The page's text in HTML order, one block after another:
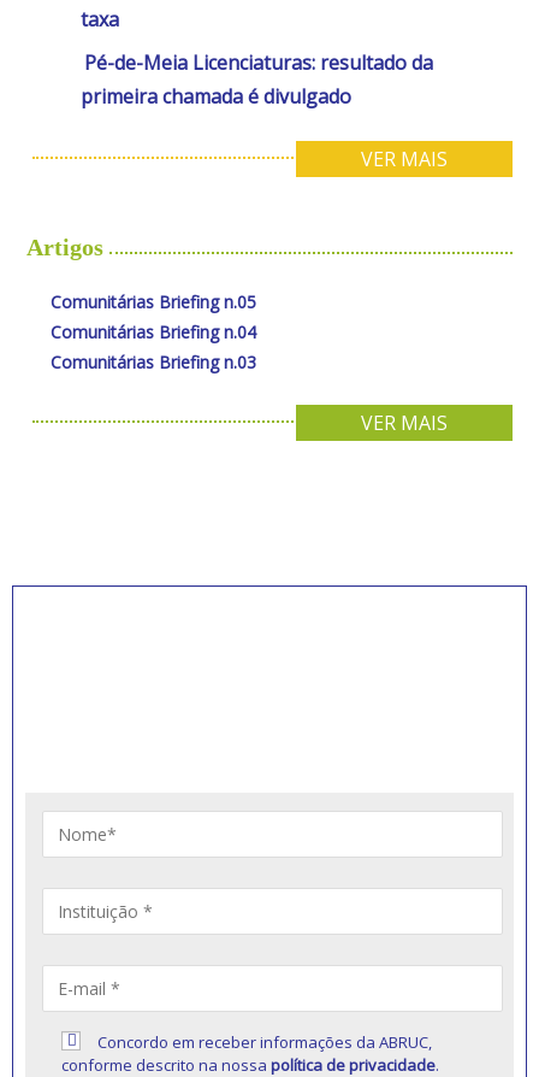
taxa
Pé-de-Meia Licenciaturas: resultado da
primeira chamada é divulgado
VER MAIS
Artigos
Comunitárias Briefing n.05
Comunitárias Briefing n.04
Comunitárias Briefing n.03
VER MAIS
Concordo em receber informações da ABRUC,
conforme descrito na nossapolítica de privacidade.